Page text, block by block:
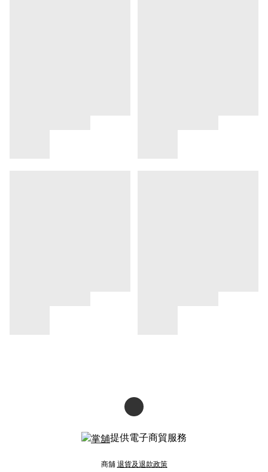
提供電子商貿服務
商舖 退貨及退款政策